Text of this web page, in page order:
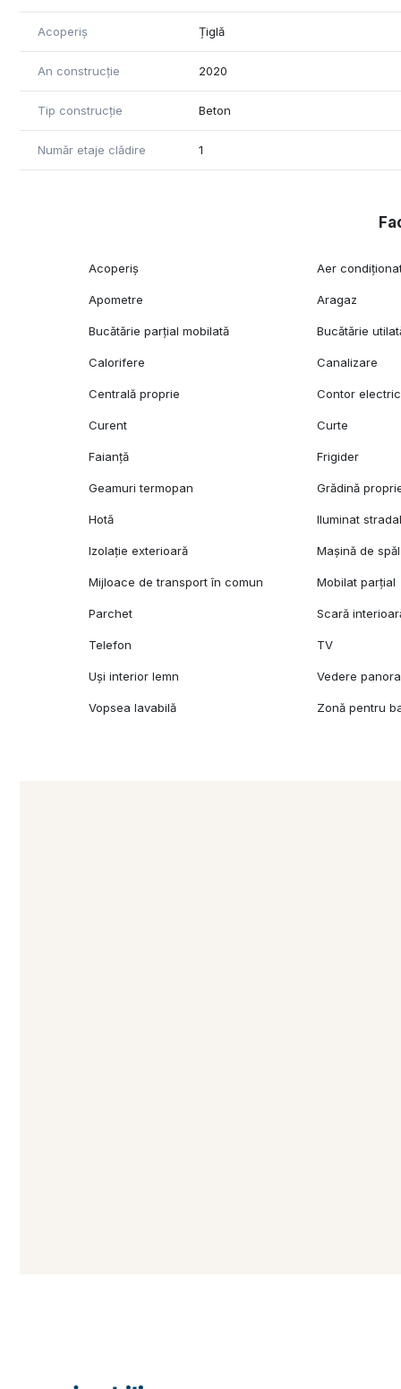
Acoperiș Țiglă
An construcție 2020
Tip construcție Beton
Număr etaje clădire 1
Acoperiș Aer
Apometre Aragaz
Bucătărie parțial mobilată Bucătărie
Calorifere Canalizare
Centrală proprie Contor electric
Curent Curte
Faianță Frigider
Geamuri termopan Grădină
Hotă Iluminat stradal
Izolație exterioară Mașină de
Mijloace de transport în comun Mobilat parțial
Parchet Scară
Telefon TV
Uși interior lemn Vedere
Vopsea lavabilă Zonă pentru